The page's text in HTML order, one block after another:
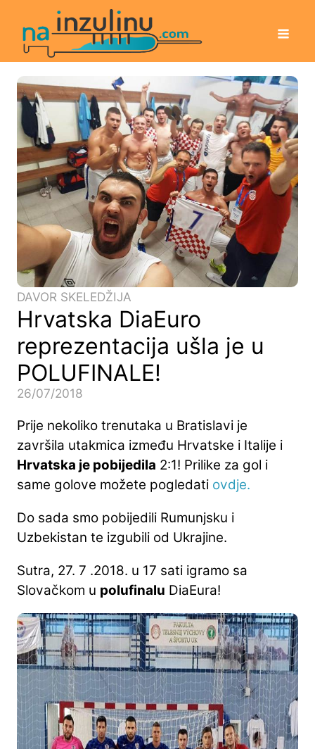
DAVOR SKELEDŽIJA
Hrvatska DiaEuro
reprezentacija ušla je u
POLUFINALE!
26/07/2018
Prije nekoliko trenutaka u Bratislavi je
završila utakmica između Hrvatske i Italije i
Hrvatska je pobijedila 2:1! Prilike za gol i
same golove možete pogledati ovdje.
Do sada smo pobijedili Rumunjsku i
Uzbekistan te izgubili od Ukrajine.
Sutra, 27. 7 .2018. u 17 sati igramo sa
Slovačkom u polufinalu DiaEura!